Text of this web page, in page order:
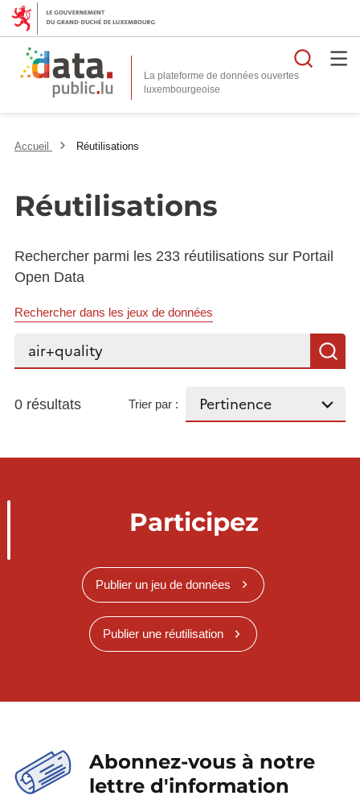
La plateforme de données ouvertes
Accueil Réutilisations
Réutilisations
Rechercher parmi les 233 réutilisations sur Portail
Open Data
Rechercher dans les jeux de données
Rechercher...
0 résultats Trier par :
Participez
Publier un jeu de données
Publier une réutilisation
Abonnez-vous à notre
lettre d'information